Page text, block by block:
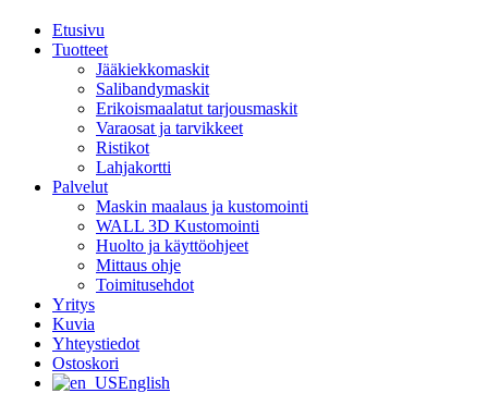
Etusivu
Tuotteet
Jääkiekkomaskit
Salibandymaskit
Erikoismaalatut tarjousmaskit
Varaosat ja tarvikkeet
Ristikot
Lahjakortti
Palvelut
Maskin maalaus ja kustomointi
WALL 3D Kustomointi
Huolto ja käyttöohjeet
Mittaus ohje
Toimitusehdot
Yritys
Kuvia
Yhteystiedot
Ostoskori
English